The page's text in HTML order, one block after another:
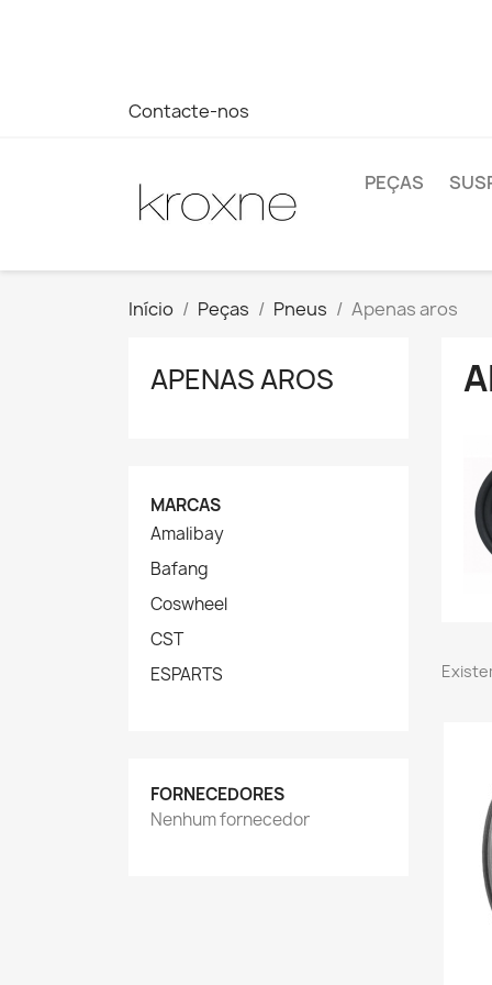
Contacte-nos
PEÇAS
Início Peças Pneus Apenas aros
APENAS AROS
MARCAS
Amalibay
Bafang
Coswheel
CST
ESPARTS
FORNECEDORES
Nenhum fornecedor